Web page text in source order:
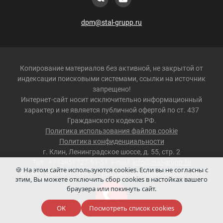
dpm@stal-grupp.ru
Копирование материалов без активной, не закрытой от
индексации поисковыми системами, ссылки на источник
запрещено!
Интернет-сайт носит исключительно информационный
характер и не является публичной офертой по ст. 437
Гражданского кодекса РФ.
Политика использования файлов cookie
Политика конфиденциальности
г. Клин, Ленинградское шоссе, д. 55, стр. 2
©ООО "СТАЛЬ-ГРУПП"–противопожарные двери, 1994
-2026 г.
Сделано в
🍪 На этом сайте используются cookies. Если вы не согласны с
этим, Вы можете отключить сбор cookies в настойках вашего
браузера или покинуть сайт.
OK Посмотреть список cookies